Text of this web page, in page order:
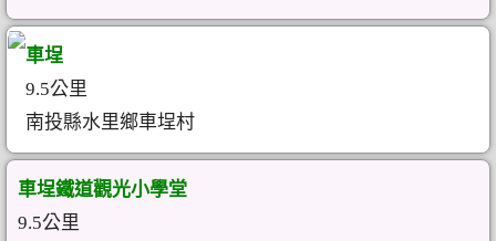
車埕
9.5公里
南投縣水里鄉車埕村
車埕鐵道觀光小學堂
9.5公里